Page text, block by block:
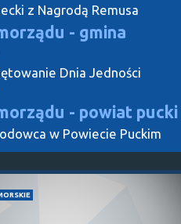
z Nagrodą Remusa
- gmina
Dnia Jedności
- powiat pucki
w Powiecie Puckim